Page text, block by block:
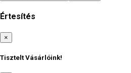
Értesítés
×
Tisztelt Vásárlóink!